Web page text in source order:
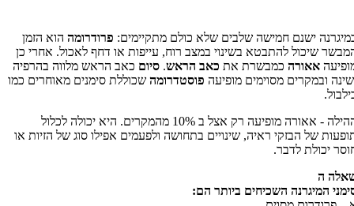
ישנם חמישה שלבים שלא כולם מתקיימים: פרודרומה הוא הזמן
שיכול להתבטא בשינוי במצב רוח, עייפות או דחף לאכול. אחרי כן
אאורה כמבשרת את כאב הראש. סיום כאב הראש מלווה בהרפיה
ובמקרים מסוימים מופיעה פוסטדרומה שכוללת סימנים מאוחרים כמו
ההילה - אאורה מופיעה רק אצל ב 10% מהמקרים. היא יכולה לכלול
של הבזקי ראיה, שינויים בתחושה ולפעמים אפילו סוג של הזיות או
יכולת לדבר.
ה
המיגרנה השכיחים ביותר הם: